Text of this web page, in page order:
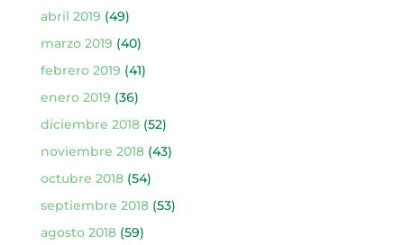
abril 2019 (49)
marzo 2019 (40)
febrero 2019 (41)
enero 2019 (36)
diciembre 2018(52)
noviembre 2018(43)
octubre 2018(54)
septiembre 2018(53)
agosto 2018(59)